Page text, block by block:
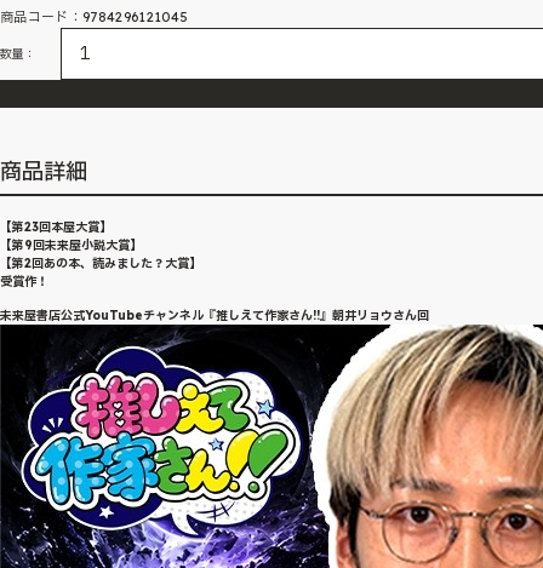
商品コード：9784296121045
数量：
商品詳細
【第23回本屋大賞】
【第9回未来屋小説大賞】
【第2回あの本、読みました？大賞】
受賞作！
未来屋書店公式YouTubeチャンネル『推しえて作家さん!!』朝井リョウさん回